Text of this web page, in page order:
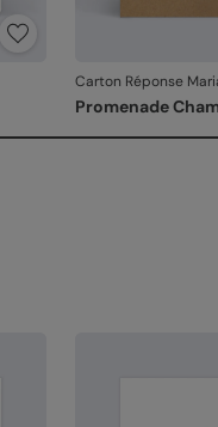
Carton Réponse
Promenade